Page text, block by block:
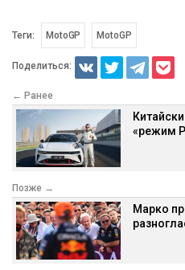
Теги: MotoGP MotoGP
Поделиться:
← Ранее
«режим
Позже →
Марко